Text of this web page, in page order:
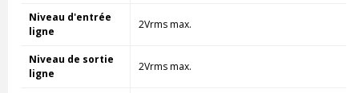
Niveau d'entrée
ligne
2Vrms max.
Niveau de sortie
ligne
2Vrms max.